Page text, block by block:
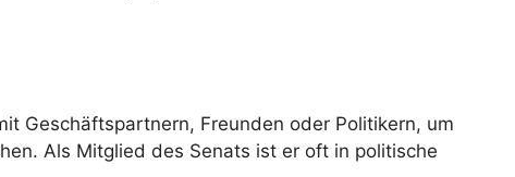
Geschäftspartnern, Freunden oder Politikern, um
Als Mitglied des Senats ist er oft in politische